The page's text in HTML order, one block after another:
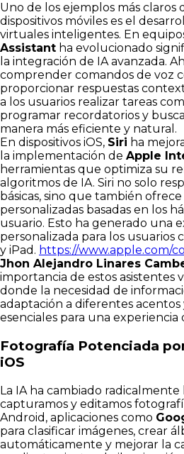
Uno de los ejemplos más claros
dispositivos móviles es el
virtuales inteligentes. En
Assistant ha evolucionado
la integración de IA avanzada.
comprender comandos de voz
proporcionar respuestas
a los usuarios realizar tareas
programar recordatorios y
manera más eficiente y natural.
En dispositivos iOS, Siri ha
la implementación de Apple
herramientas que optimiza su
algoritmos de IA. Siri no solo
básicas, sino que también
personalizadas basadas en los
usuario. Esto ha generado una
personalizada para los usuarios
y iPad. https://www.apple.com/
Jhon Alejandro Linares
importancia de estos asistentes
donde la necesidad de
adaptación a diferentes acentos
esenciales para una experiencia
Fotografía Potenciada
iOS
La IA ha cambiado
capturamos y editamos
Android, aplicaciones como
para clasificar imágenes, crear
automáticamente y mejorar la